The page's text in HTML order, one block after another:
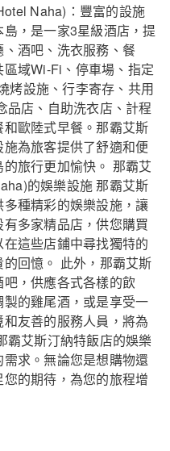
Naha)：豐富的設施
，是一家3星級酒店，提
酒吧、洗衣服務、餐
域Wi-Fi、停車場、指定
烤設施、行李寄存、共用
品店、自助洗衣店、計程
歐陸式早餐。那霸艾斯
為旅客提供了舒適和便
旅行更加愉快。 那霸艾
的娛樂設施 那霸艾斯
種精彩的娛樂設施，讓
多家精品店，供您購買
這些店鋪中尋找獨特的
回憶。 此外，那霸艾斯
，供應各式各樣的飲
的雞尾酒，或是享受一
友善的服務人員，將為
霸艾斯汀納特飯店的娛樂
求。無論您是想購物還
的期待，為您的旅程增